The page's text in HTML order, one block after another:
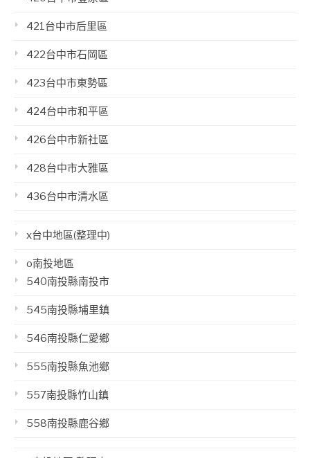
421台中市后里區
422台中市石岡區
423台中市東勢區
424台中市和平區
426台中市新社區
428台中市大雅區
436台中市清水區
x台中地區(整理中)
o南投地區
540南投縣南投市
545南投縣埔里鎮
546南投縣仁愛鄉
555南投縣魚池鄉
557南投縣竹山鎮
558南投縣鹿谷鄉